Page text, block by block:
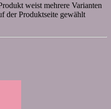
weist mehrere Varianten
der Produktseite gewählt